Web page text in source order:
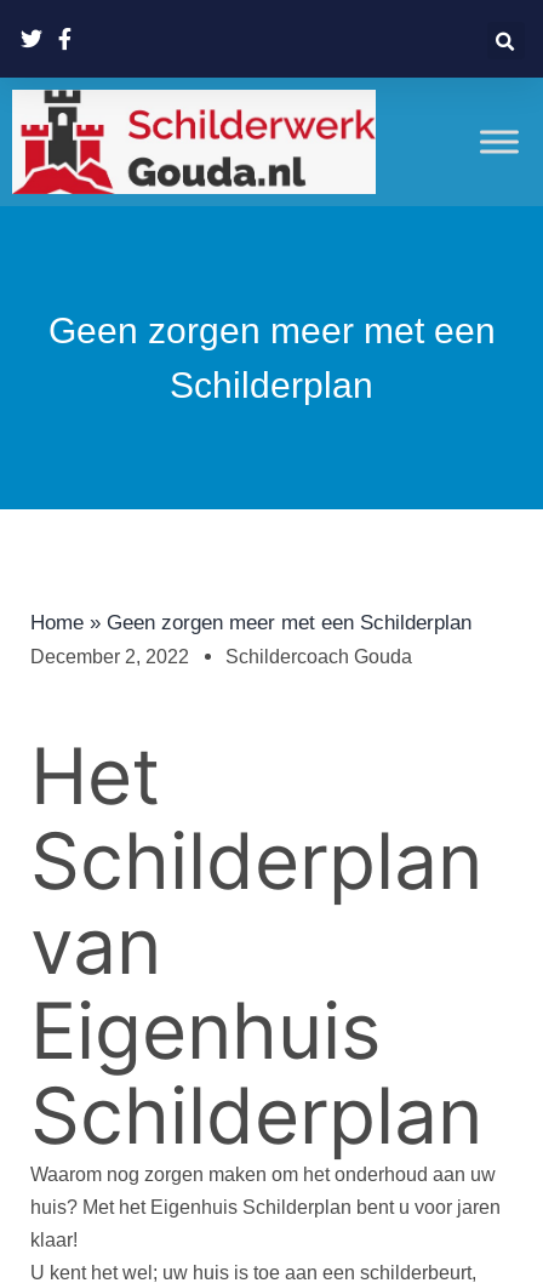
Geen zorgen meer met een
Schilderplan
Home » Geen zorgen meer met een Schilderplan
December 2, 2022 Schildercoach Gouda
Het
Schilderplan
van
Eigenhuis
Schilderplan
Waarom nog zorgen maken om het onderhoud aan uw
huis? Met het Eigenhuis Schilderplan bent u voor jaren
klaar!
U kent het wel; uw huis is toe aan een schilderbeurt,